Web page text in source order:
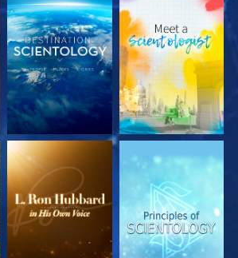
SERIE
ENTDECKEN
SERIE
ENTDECKEN